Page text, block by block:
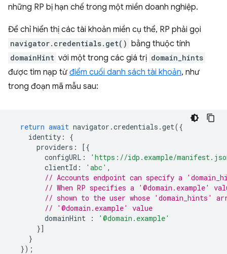
những RP bị hạn chế trong một miền doanh nghiệp.
Để chỉ hiển thị các tài khoản miền cụ thể, RP phải gọi
navigator.credentials.get() bằng thuộc tính
domainHint với một trong các giá trị domain_hints
được tìm nạp từ điểm cuối danh sách tài khoản, như
trong đoạn mã mẫu sau:
return await navigator .credentials .get({
identity :
{
providers :
[{
configURL :
'https://idp.example/
clientId : 'abc' ,
// Accounts endpoint can specify a
// When RP specifies a '@domain.example'
// shown to the user whose 'domain_hints'
// '@domain.example' value
domainHint
:
'@domain.example'
}]
}
});